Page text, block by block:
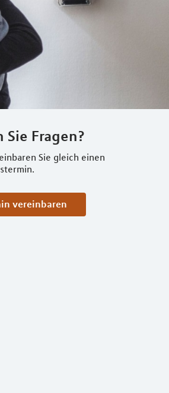
Sie Fragen?
Sie gleich einen
vereinbaren